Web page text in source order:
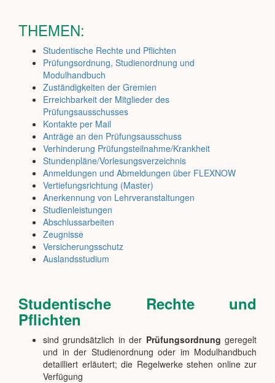
THEMEN:
Studentische Rechte und Pflichten
Prüfungsordnung, Studienordnung und
Modulhandbuch
Zuständigkeiten der Gremien
Erreichbarkeit der Mitglieder des
Prüfungsausschusses
Kontakte per Mail
Anträge an den Prüfungsausschuss
Verhinderung Prüfungsteilnahme/Krankheit
Stundenpläne/Vorlesungsverzeichnis
Anmeldungen und Abmeldungen über FLEXNOW
Vertiefungsrichtung (Master)
Anerkennung von Lehrveranstaltungen
Studienleistungen
Abschlussarbeiten
Zeugnisse
Versicherungsschutz
Auslandsstudium
Studentische Rechte und
Pflichten
sind grundsätzlich in der Prüfungsordnung geregelt
und in der Studienordnung oder im Modulhandbuch
detailliert erläutert; die Regelwerke stehen online zur
Verfügung